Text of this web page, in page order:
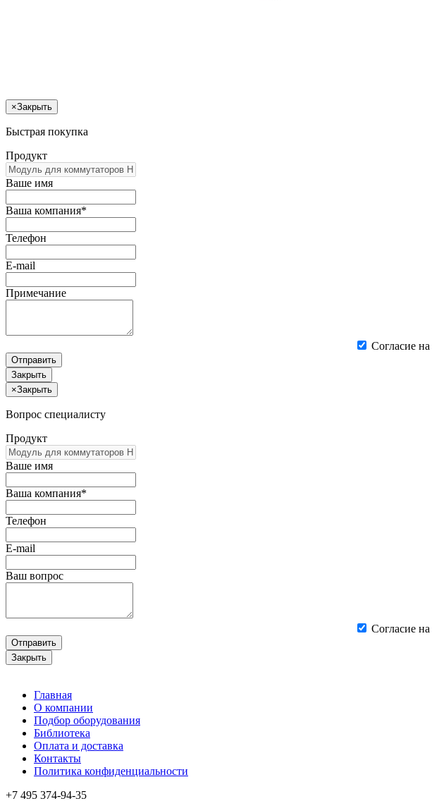
×Закрыть
Быстрая покупка
Продукт
Ваше имя
Ваша компания*
Телефон
E-mail
Примечание
Согласие на
Отправить
Закрыть
×Закрыть
Вопрос специалисту
Продукт
Ваше имя
Ваша компания*
Телефон
E-mail
Ваш вопрос
Согласие на
Отправить
Закрыть
Главная
О компании
Подбор оборудования
Библиотека
Оплата и доставка
Контакты
Политика конфиденциальности
+7 495 374-94-35